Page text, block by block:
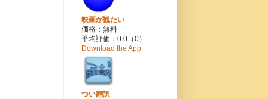
映画が観たい
価格：無料
平均評価：0.0（0）
Download the App
つい翻訳